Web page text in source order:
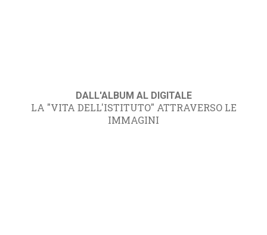
DALL'ALBUM AL DIGITALE
LA "VITA DELL'ISTITUTO" ATTRAVERSO LE
IMMAGINI